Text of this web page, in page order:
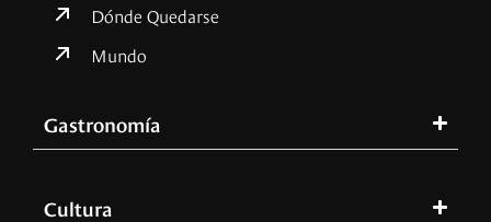
Dónde Quedarse
Mundo
Gastronomía
Cultura